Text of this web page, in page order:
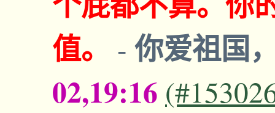
值。
- 你爱祖国
02,19:16